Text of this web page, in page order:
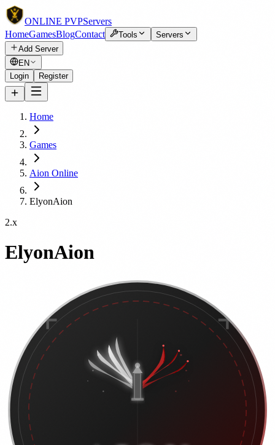
ONLINE PVPServers
HomeGamesBlogContact Tools
Servers
Add Server
EN
Login
Register
Home
Games
Aion Online
ElyonAion
2.x
ElyonAion